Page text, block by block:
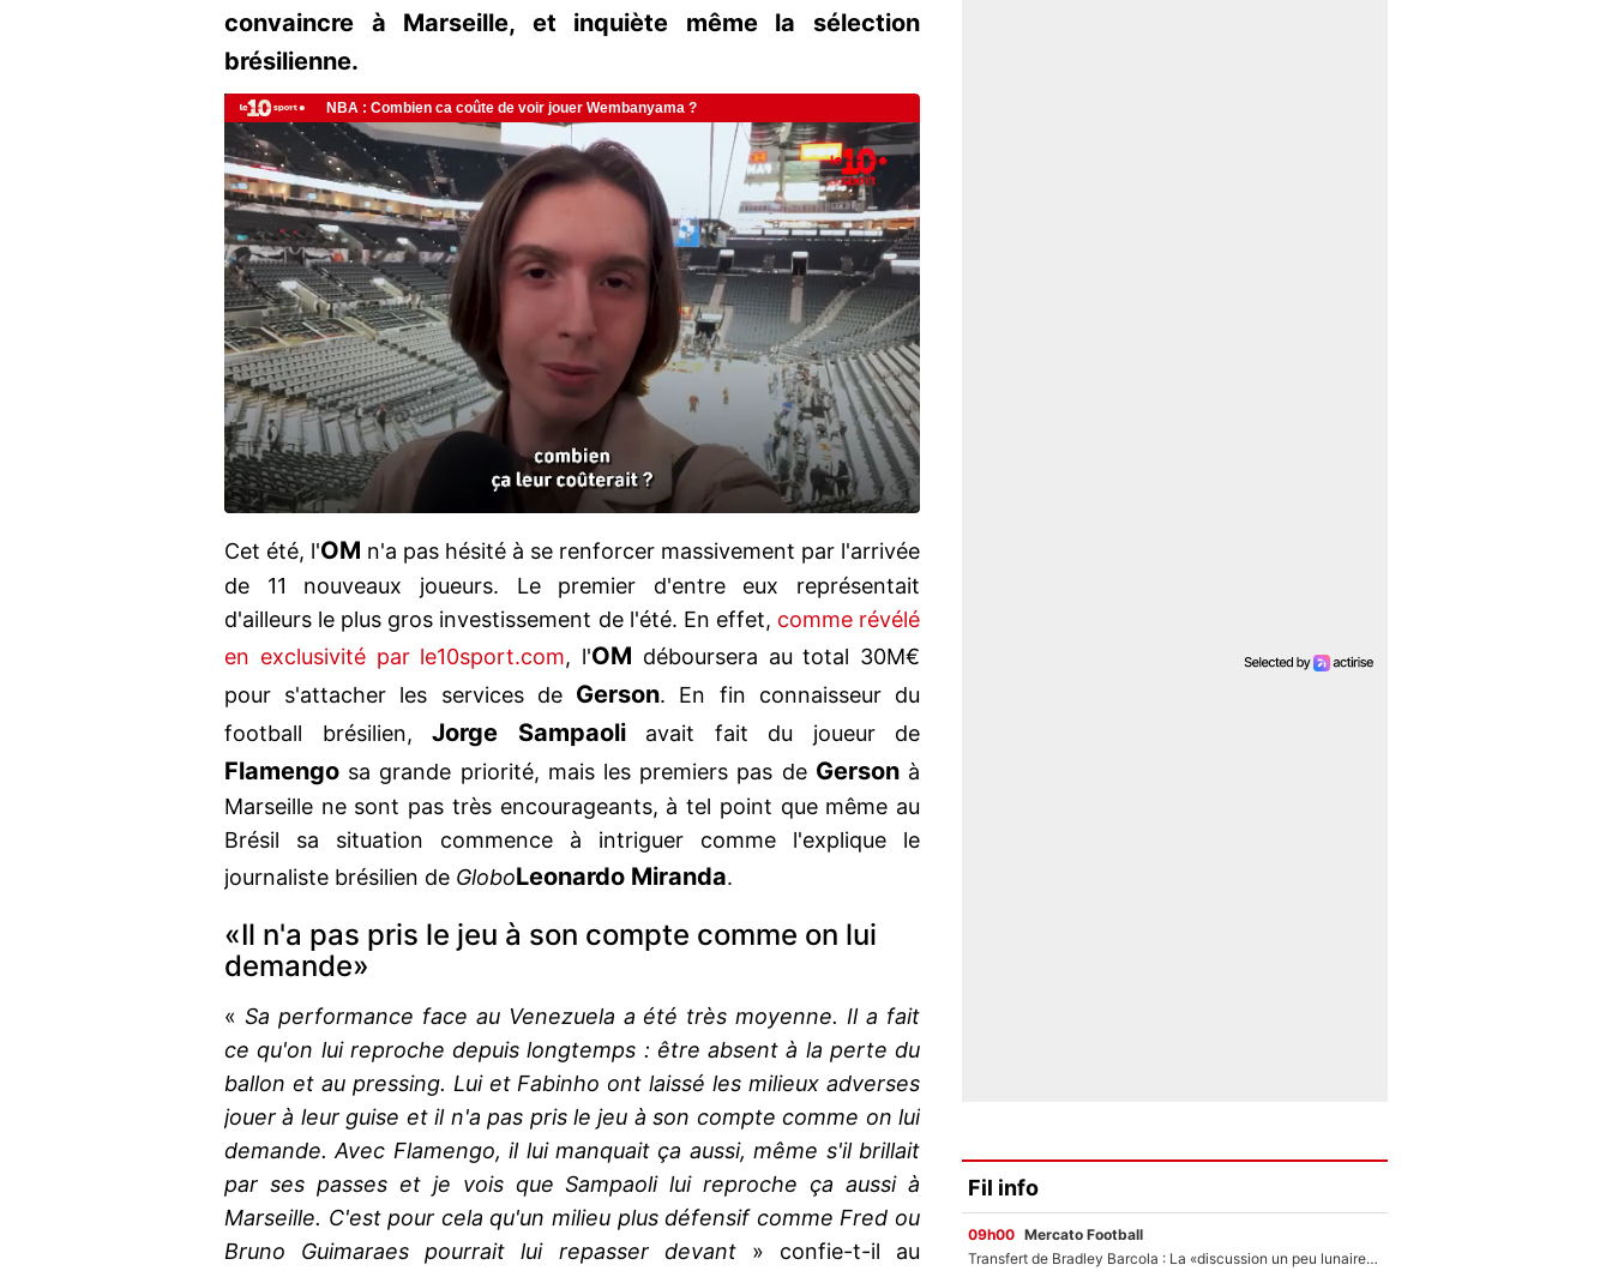
convaincre à Marseille, et inquiète même la sélection
brésilienne.
Cet été, l'OM n'a pas hésité à se renforcer massivement par l'arrivée
de 11 nouveaux joueurs. Le premier d'entre eux représentait
d'ailleurs le plus gros investissement de l'été. En effet, comme révélé
en exclusivité par le10sport.com, l'OM déboursera au total 30M€
pour s'attacher les services de Gerson. En fin connaisseur du
football brésilien, Jorge Sampaoliavait fait du joueur de
Flamengo sa grande priorité, mais les premiers pas de Gersonà
Marseille ne sont pas très encourageants, à tel point que même au
Brésil sa situation commence à intriguer comme l'explique le
journaliste brésilien de GloboLeonardo Miranda.
«Il n'a pas pris le jeu à son compte comme on lui
demande»
« Sa performance face au Venezuela a été très moyenne. Il a fait
ce qu'on lui reproche depuis longtemps : être absent à la perte du
ballon et au pressing. Lui et Fabinho ont laissé les milieux adverses
jouer à leur guise et il n'a pas pris le jeu à son compte comme on lui
demande. Avec Flamengo, il lui manquait ça aussi, même s'il brillait
par ses passes et je vois que Sampaoli lui reproche ça aussi à
Marseille. C'est pour cela qu'un milieu plus défensif comme Fred ou
Bruno Guimaraes pourrait lui repasser devant» confie-t-il au
Fil info
09h00 Mercato Football
Transfert de Bradley Barcola : La «discussion un peu lunaire» qui l'a convaincu de quitter le PSG, son entourage est pointé du doigt